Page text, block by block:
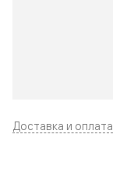
Доставка и оплата